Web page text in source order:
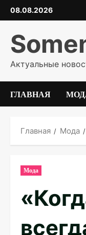
Перейти
к
содержимому
08.08.2026
Актуальные
ГЛАВНАЯ
Главная Мода
Мода